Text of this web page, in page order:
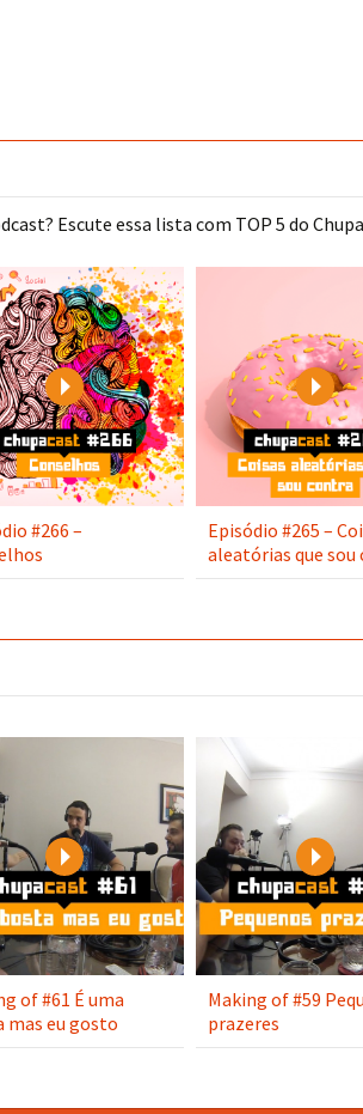
Escute essa lista com TOP 5 do
Play
#266 –
Episódio #265 –
aleatórias que sou
Play
of #61 É uma
mas eu gosto
Play
Making of #59
prazeres